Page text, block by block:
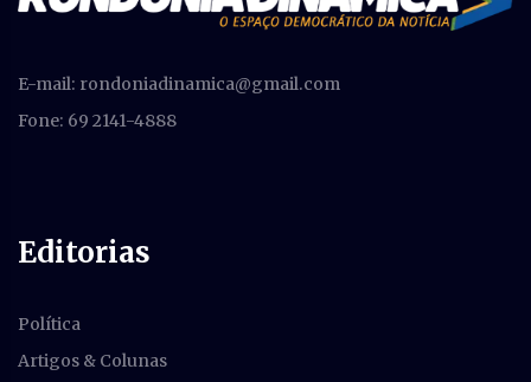
E-mail: rondoniadinamica@gmail.com
Fone: 69 2141-4888
Editorias
Política
Artigos & Colunas